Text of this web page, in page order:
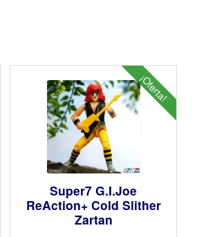
¡Oferta!
Super7 G.I.Joe
ReAction+ Cold Slither
Zartan